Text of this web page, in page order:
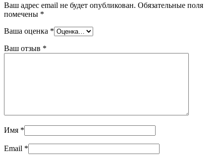
Ваш адрес email не будет опубликован. Обязательные поля
помечены *
Ваша оценка *
Ваш отзыв *
Имя *
Email *